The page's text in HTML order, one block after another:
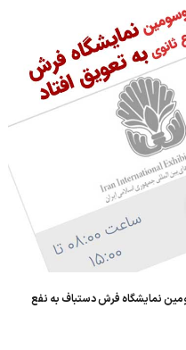
نمایشگاه فرش دستباف به نفع